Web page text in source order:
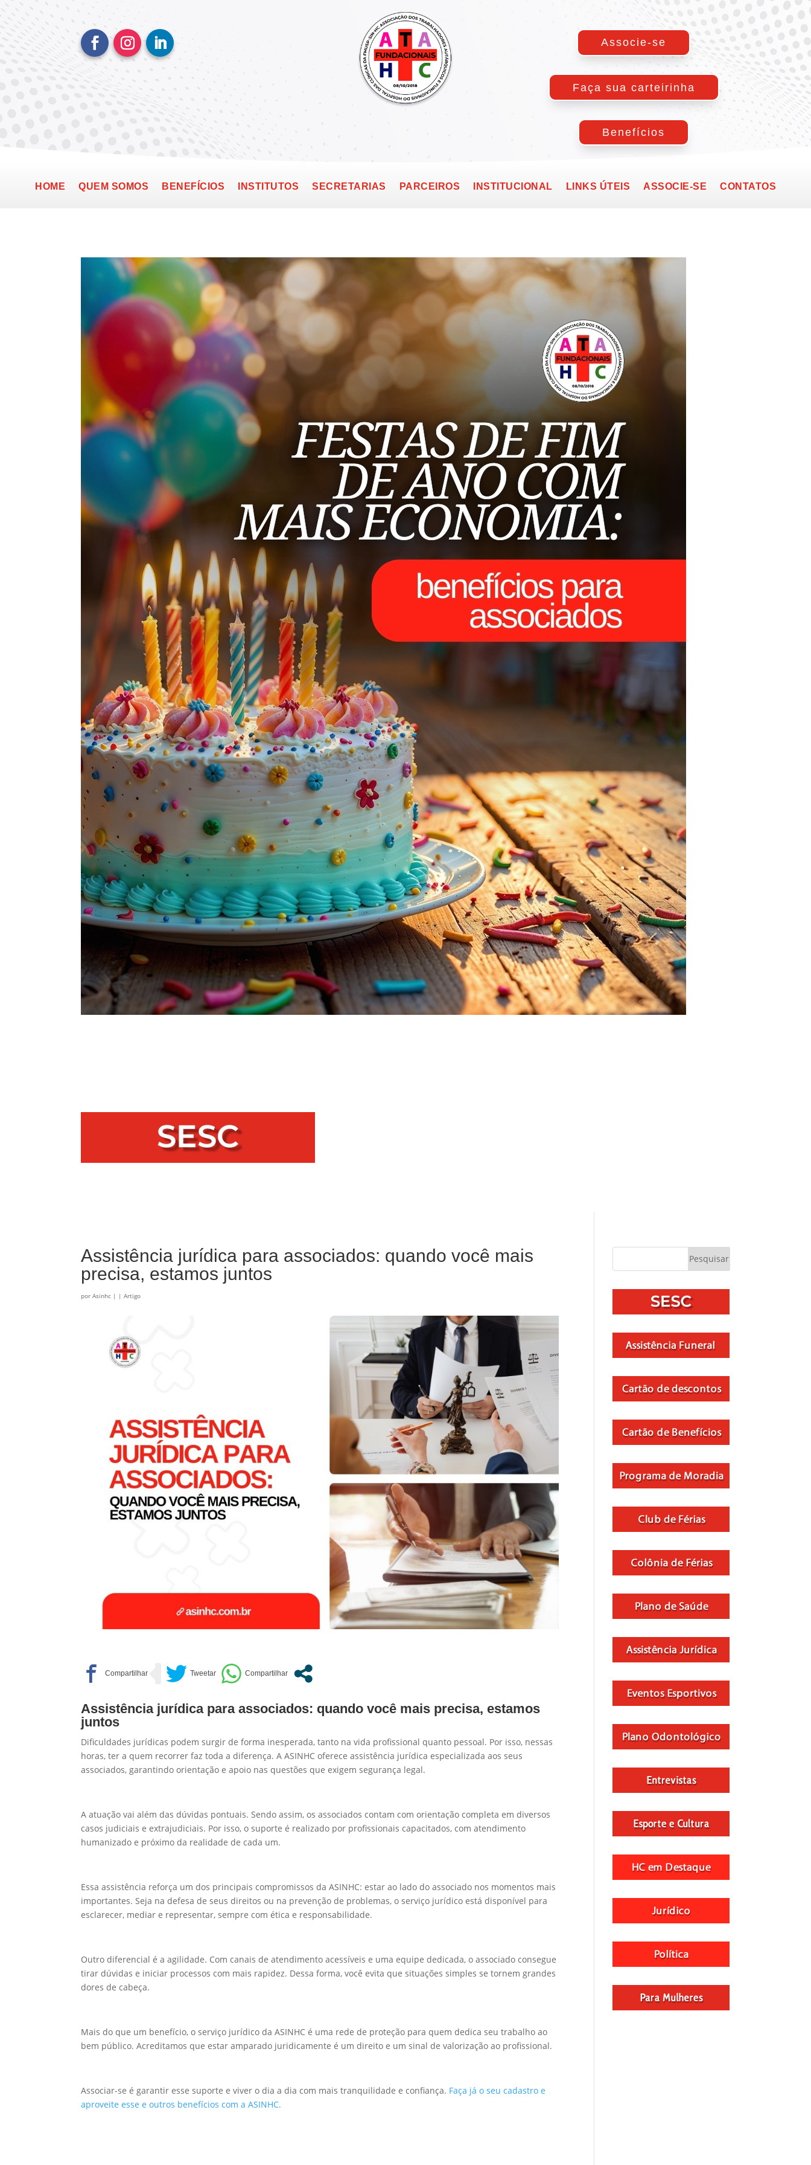
Associe-se
Faça sua carteirinha
Benefícios
HOME QUEM SOMOS BENEFÍCIOS INSTITUTOS SECRETARIAS PARCEIROS INSTITUCIONAL LINKS ÚTEIS ASSOCIE-SE CONTATOS
Assistência jurídica para associados: quando você mais
precisa, estamos juntos
porAsinhc | |Artigo
Assistência jurídica para associados: quando você mais precisa, estamos
juntos
Dificuldades jurídicas podem surgir de forma inesperada, tanto na vida profissional quanto pessoal. Por isso, nessas
horas, ter a quem recorrer faz toda a diferença. A ASINHC oferece assistência jurídica especializada aos seus
associados, garantindo orientação e apoio nas questões que exigem segurança legal.
A atuação vai além das dúvidas pontuais. Sendo assim, os associados contam com orientação completa em diversos
casos judiciais e extrajudiciais. Por isso, o suporte é realizado por profissionais capacitados, com atendimento
humanizado e próximo da realidade de cada um.
Essa assistência reforça um dos principais compromissos da ASINHC: estar ao lado do associado nos momentos mais
importantes. Seja na defesa de seus direitos ou na prevenção de problemas, o serviço jurídico está disponível para
esclarecer, mediar e representar, sempre com ética e responsabilidade.
Outro diferencial é a agilidade. Com canais de atendimento acessíveis e uma equipe dedicada, o associado consegue
tirar dúvidas e iniciar processos com mais rapidez. Dessa forma, você evita que situações simples se tornem grandes
dores de cabeça.
Mais do que um benefício, o serviço jurídico da ASINHC é uma rede de proteção para quem dedica seu trabalho ao
bem público. Acreditamos que estar amparado juridicamente é um direito e um sinal de valorização ao profissional.
Associar-se é garantir esse suporte e viver o dia a dia com mais tranquilidade e confiança. Faça já o seu cadastro e
aproveite esse e outros benefícios com a ASINHC.